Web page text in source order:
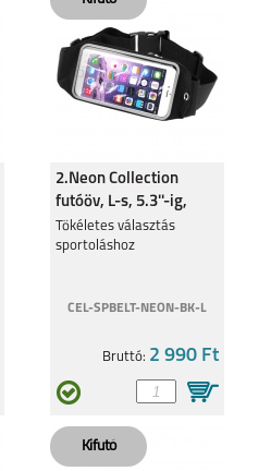
2.Neon Collection
futóöv, L-s, 5.3''-ig,
fekete
Tökéletes választás
sportoláshoz
CEL-SPBELT-NEON-BK-L
Bruttó: 2 990 Ft